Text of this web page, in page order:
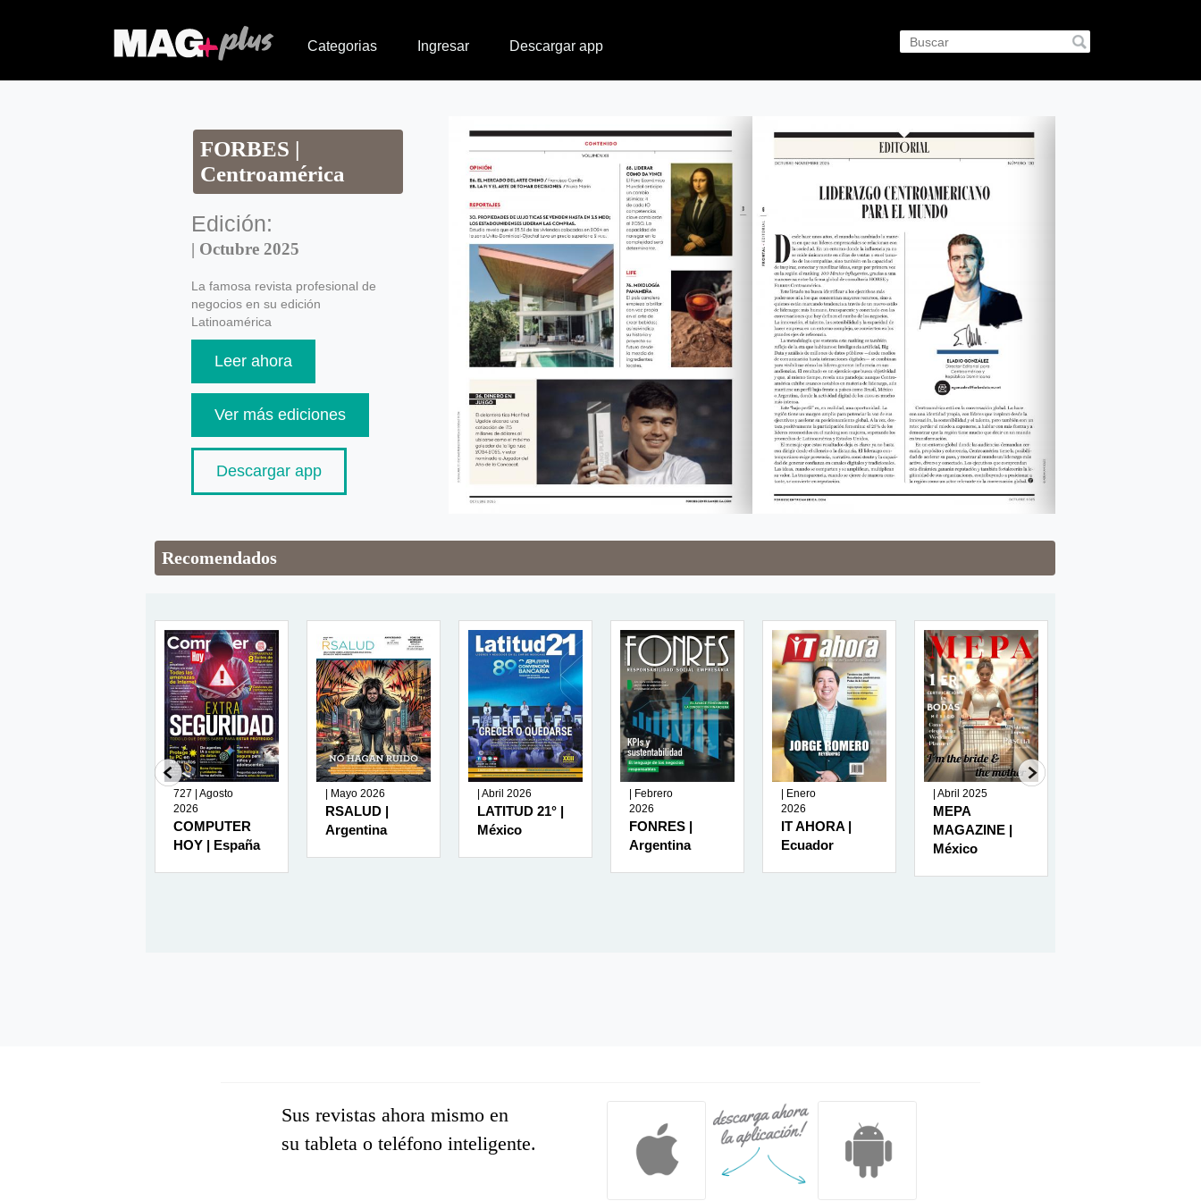
Categorias Ingresar Descargar app
FORBES |
Centroamérica
Edición:
| Octubre 2025
La famosa revista profesional de
negocios en su edición
Latinoamérica
Leer ahora
Ver más ediciones
Descargar app
Recomendados
727 | Agosto
2026
COMPUTER
HOY | España
| Mayo 2026
RSALUD |
Argentina
| Abril 2026
LATITUD 21° |
México
| Febrero
2026
FONRES |
Argentina
| Enero
2026
IT AHORA |
Ecuador
| Abril 2025
MEPA
MAGAZINE |
México
Sus revistas ahora mismo en
su tableta o teléfono inteligente.